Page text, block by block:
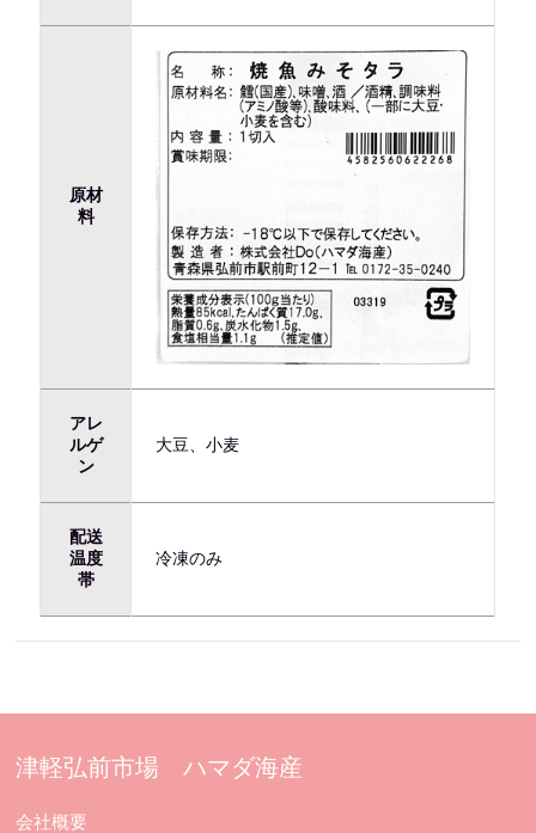
原材
料
アレ
ルゲ
ン
大豆、小麦
配送
温度
帯
冷凍のみ
津軽弘前市場 ハマダ海産
会社概要